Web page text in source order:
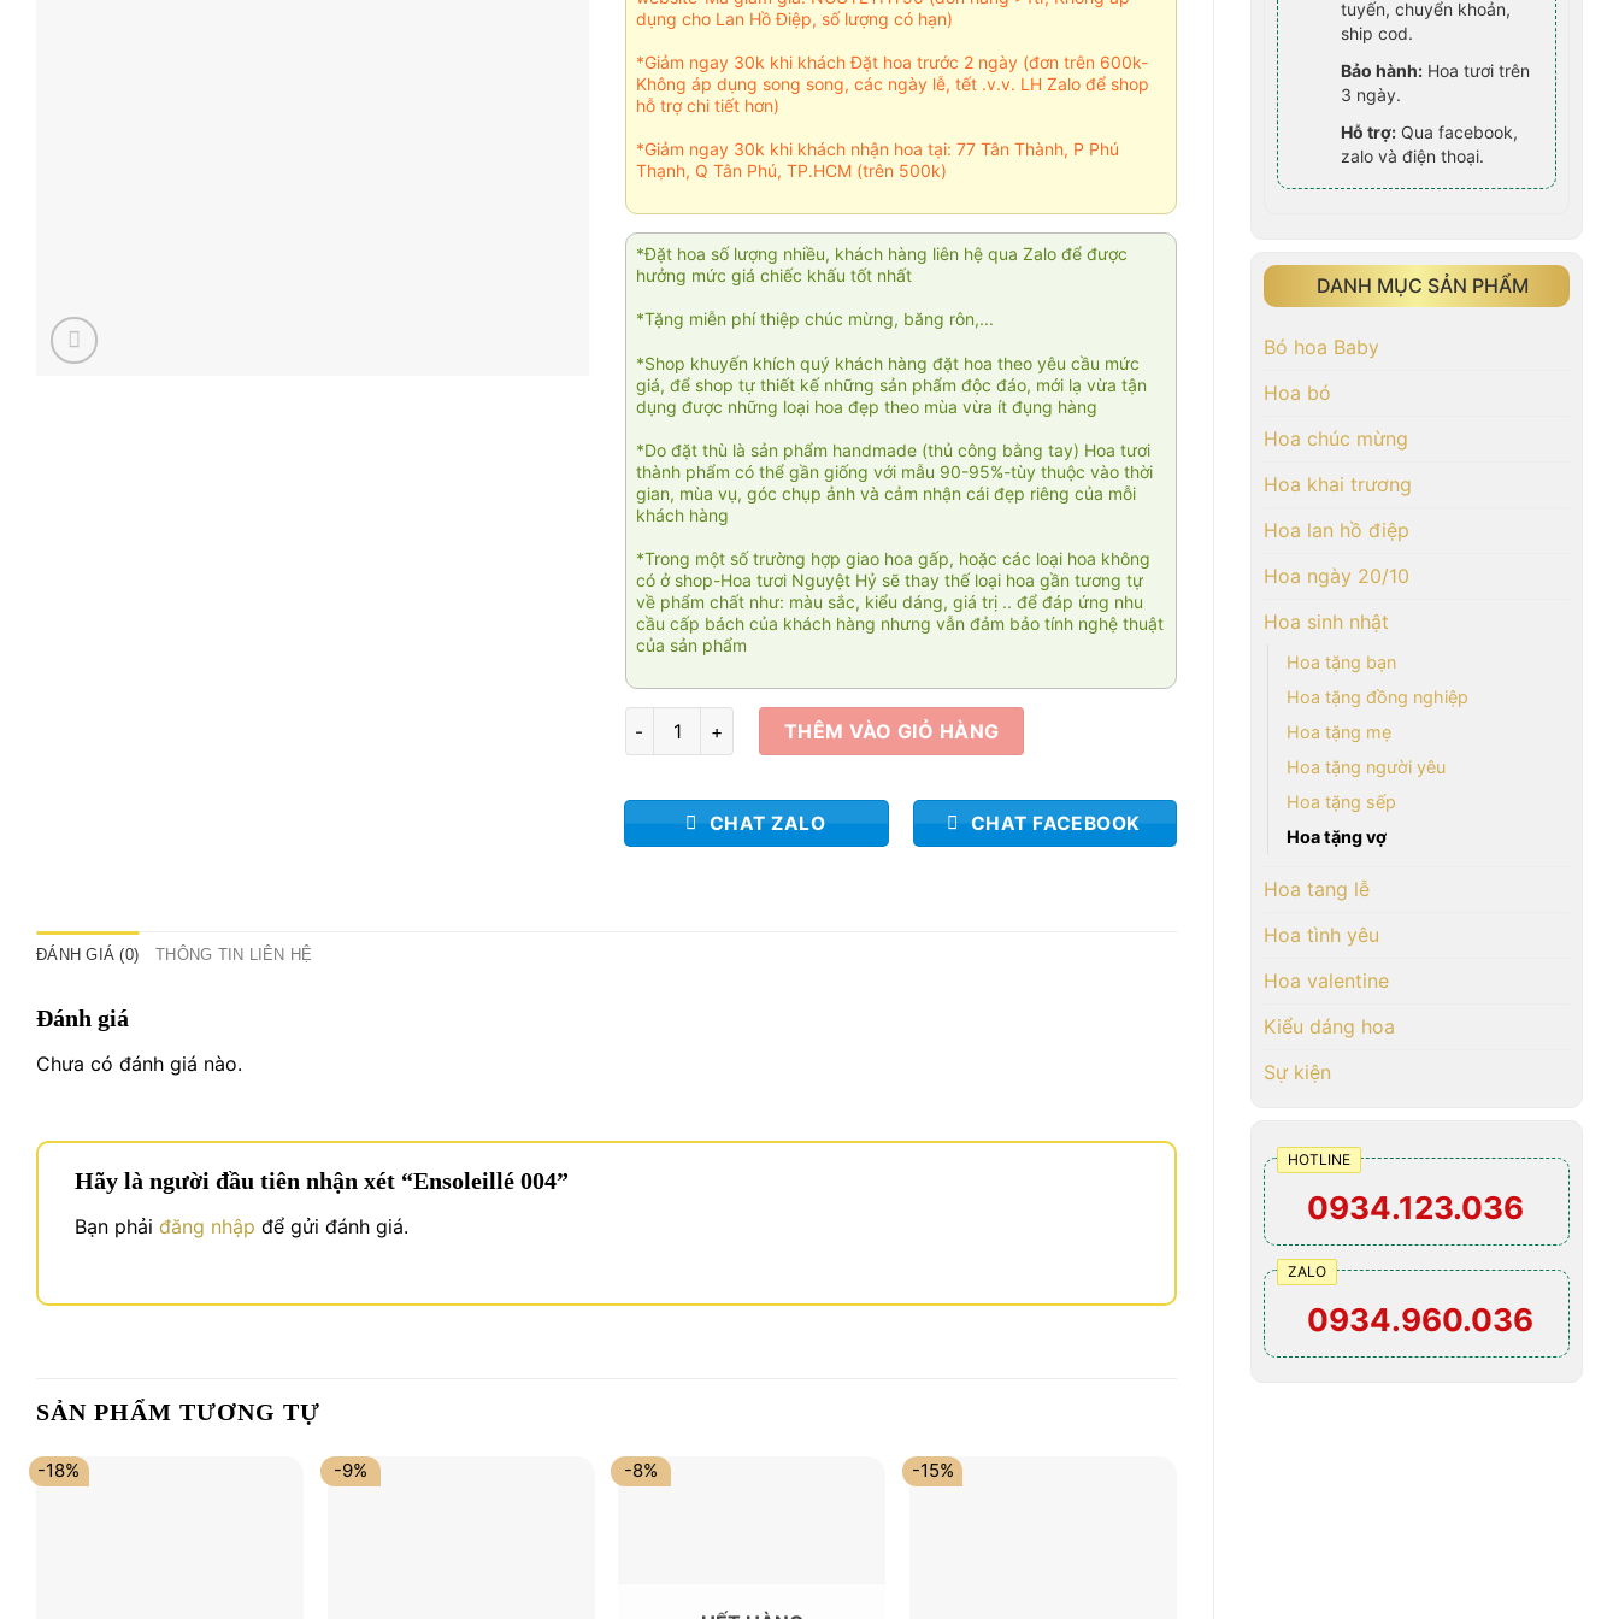
tuyến, chuyển khoản,
ship cod.
Bảo hành: Hoa tươi trên
3 ngày.
Hỗ trợ: Qua facebook,
zalo và điện thoại.
DANH MỤC SẢN PHẨM
Bó hoa Baby
Hoa bó
Hoa chúc mừng
Hoa khai trương
Hoa lan hồ điệp
Hoa ngày 20/10
Hoa sinh nhật
Hoa tặng bạn
Hoa tặng đồng nghiệp
Hoa tặng mẹ
Hoa tặng người yêu
Hoa tặng sếp
Hoa tặng vợ
Hoa tang lễ
Hoa tình yêu
Hoa valentine
Kiểu dáng hoa
Sự kiện
HOTLINE
0934.123.036
ZALO
0934.960.036
dụng cho Lan Hồ Điệp, số lượng có hạn)
*Giảm ngay 30k khi khách Đặt hoa trước 2 ngày (đơn trên 600k-
Không áp dụng song song, các ngày lễ, tết .v.v. LH Zalo để shop
hỗ trợ chi tiết hơn)
*Giảm ngay 30k khi khách nhận hoa tại: 77 Tân Thành, P Phú
Thạnh, Q Tân Phú, TP.HCM (trên 500k)
*Đặt hoa số lượng nhiều, khách hàng liên hệ qua Zalo để được
hưởng mức giá chiếc khấu tốt nhất
*Tặng miễn phí thiệp chúc mừng, băng rôn,...
*Shop khuyến khích quý khách hàng đặt hoa theo yêu cầu mức
giá, để shop tự thiết kế những sản phẩm độc đáo, mới lạ vừa tận
dụng được những loại hoa đẹp theo mùa vừa ít đụng hàng
*Do đặt thù là sản phẩm handmade (thủ công bằng tay) Hoa tươi
thành phẩm có thể gần giống với mẫu 90-95%-tùy thuộc vào thời
gian, mùa vụ, góc chụp ảnh và cảm nhận cái đẹp riêng của mỗi
khách hàng
*Trong một số trường hợp giao hoa gấp, hoặc các loại hoa không
có ở shop-Hoa tươi Nguyệt Hỷ sẽ thay thế loại hoa gần tương tự
về phẩm chất như: màu sắc, kiểu dáng, giá trị .. để đáp ứng nhu
cầu cấp bách của khách hàng nhưng vẫn đảm bảo tính nghệ thuật
của sản phẩm
Ensoleillé 004 số lượngTHÊM VÀO GIỎ HÀNG
CHAT ZALO CHAT FACEBOOK
ĐÁNH GIÁ (0) THÔNG TIN LIÊN HỆ
Đánh giá
Chưa có đánh giá nào.
Hãy là người đầu tiên nhận xét “Ensoleillé 004”
Bạn phải đăng nhập để gửi đánh giá.
SẢN PHẨM TƯƠNG TỰ
-18% -9% -8% -15%